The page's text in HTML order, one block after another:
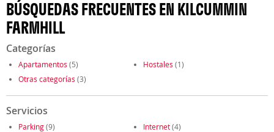
BÚSQUEDAS FRECUENTES EN KILCUMMIN
FARMHILL
Categorías
Apartamentos (5) Hostales (1)
Otras categorías (3)
Servicios
Parking(9) Internet(4)